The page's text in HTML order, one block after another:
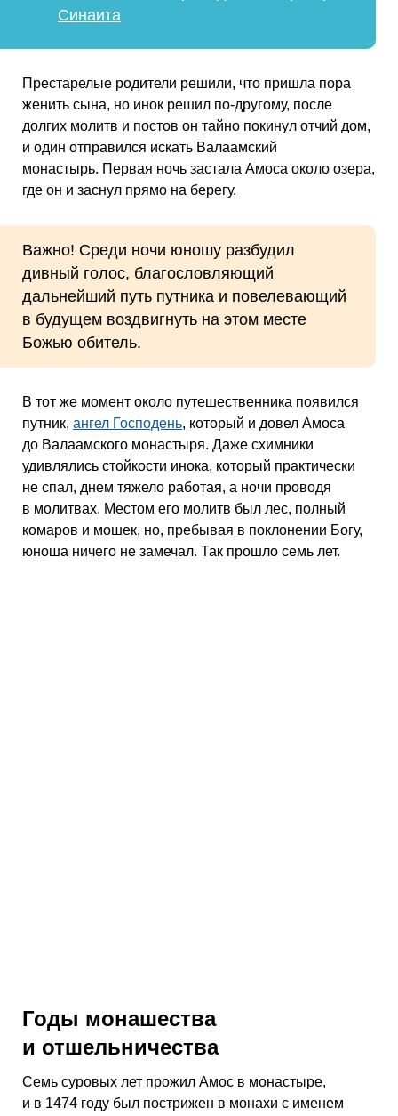
Синаита
Престарелые родители решили, что пришла пора
женить сына, но инок решил по-другому, после
долгих молитв и постов он тайно покинул отчий дом,
и один отправился искать Валаамский
монастырь. Первая ночь застала Амоса около озера,
где он и заснул прямо на берегу.
Важно! Среди ночи юношу разбудил
дивный голос, благословляющий
дальнейший путь путника и повелевающий
в будущем воздвигнуть на этом месте
Божью обитель.
В тот же момент около путешественника появился
путник, ангел Господень, который и довел Амоса
до Валаамского монастыря. Даже схимники
удивлялись стойкости инока, который практически
не спал, днем тяжело работая, а ночи проводя
в молитвах. Местом его молитв был лес, полный
комаров и мошек, но, пребывая в поклонении Богу,
юноша ничего не замечал. Так прошло семь лет.
Годы монашества
и отшельничества
Семь суровых лет прожил Амос в монастыре,
и в 1474 году был пострижен в монахи с именем